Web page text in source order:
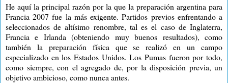
He aquí la principal razón por la que la preparación argentina para
Francia 2007 fue la más exigente. Partidos previos enfrentando a
seleccionados de altísimo renombre, tal es el caso de Inglaterra,
Francia e Irlanda (obteniendo muy buenos resultados), como
también la preparación física que se realizó en un campo
especializado en los Estados Unidos. Los Pumas fueron por todo,
como siempre, con el agregado de, por la disposición previa, un
objetivo ambicioso, como nunca antes.